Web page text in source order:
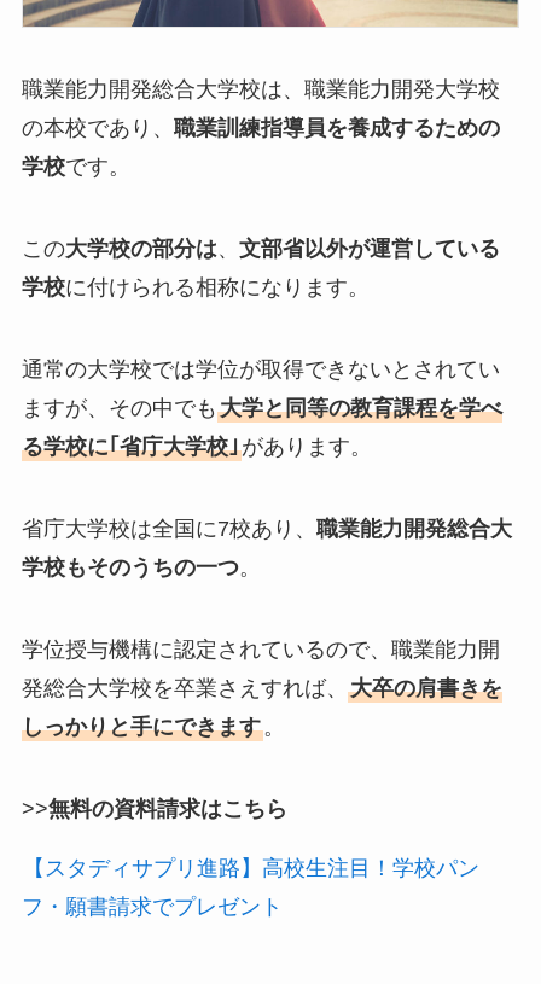
職業能力開発総合大学校は、職業能力開発大学校
の本校であり、 職業訓練指導員を養成するための
学校です。
この大学校の部分は、 文部省以外が運営している
学校に付けられる相称になります。
通常の大学校では学位が取得できないとされてい
ますが、その中でも 大学と同等の教育課程を学べ
る学校に｢省庁大学校｣があります。
省庁大学校は全国に7校あり、 職業能力開発総合大
学校もそのうちの一つ。
学位授与機構に認定されているので、職業能力開
発総合大学校を卒業さえすれば、 大卒の肩書きを
しっかりと手にできます。
>>無料の資料請求はこちら
【スタディサプリ進路】高校生注目！学校パン
フ・願書請求でプレゼント